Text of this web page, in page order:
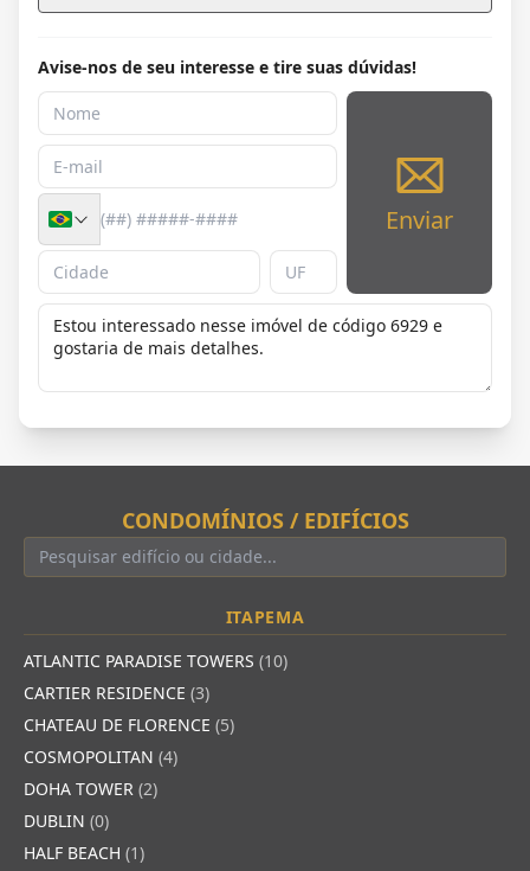
Avise-nos de seu interesse e tire suas dúvidas!
Enviar
CONDOMÍNIOS / EDIFÍCIOS
ITAPEMA
ATLANTIC PARADISE TOWERS (10)
CARTIER RESIDENCE (3)
CHATEAU DE FLORENCE (5)
COSMOPOLITAN (4)
DOHA TOWER (2)
DUBLIN (0)
HALF BEACH (1)